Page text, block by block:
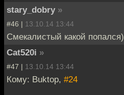
stary_dobry »
#46 | 13.10.14 13:44
Смекалистый какой попался)
Cat520i »
#47 | 13.10.14 13:44
Кому: Buktop, #24